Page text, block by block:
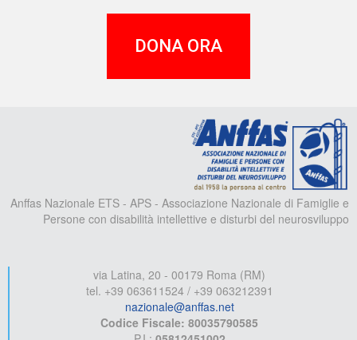
DONA ORA
Anffas Nazionale ETS - APS - Associazione Nazionale di Famiglie e
Persone con disabilità intellettive e disturbi del neurosviluppo
via Latina, 20 - 00179 Roma (RM)
tel. +39 063611524 / +39 063212391
nazionale@anffas.net
Codice Fiscale: 80035790585